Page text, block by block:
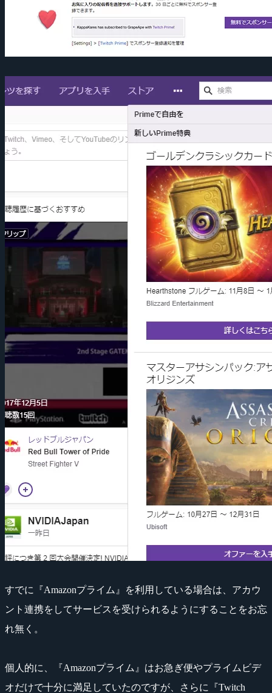
すでに『Amazonプライム』を利用している場合は、アカウ
ント連携をしてサービスを受けられるようにすることをお忘
れ無く。
個人的に、『Amazonプライム』はお急ぎ便やプライムビデ
オだけで十分に満足していたのですが、さらに『Twitch